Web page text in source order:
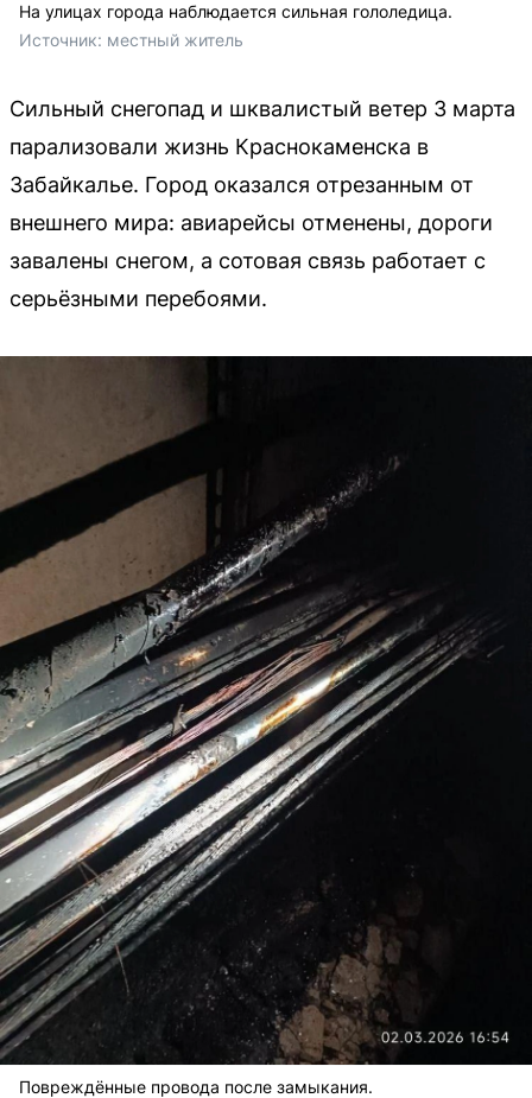
На улицах города наблюдается сильная гололедица.
Источник: местный житель
Сильный снегопад и шквалистый ветер 3 марта
парализовали жизнь Краснокаменска в
Забайкалье. Город оказался отрезанным от
внешнего мира: авиарейсы отменены, дороги
завалены снегом, а сотовая связь работает с
серьёзными перебоями.
Повреждённые провода после замыкания.